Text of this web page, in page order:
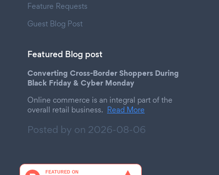
Feature Requests
Guest Blog Post
Featured Blog post
Converting Cross-Border Shoppers During
Black Friday & Cyber Monday
Online commerce is an integral part of the
overall retail business. Read More
Posted by on 2026-08-06